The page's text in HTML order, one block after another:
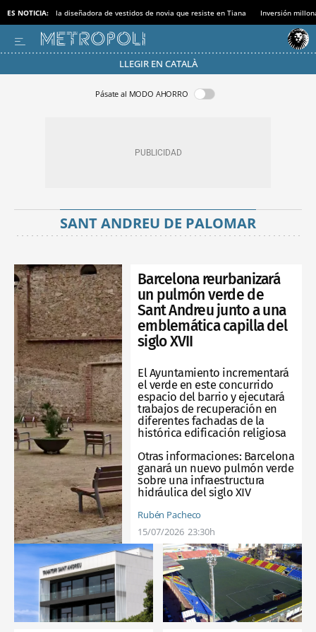
ES NOTICIA: la diseñadora de vestidos de novia que resiste en Tiana Inversión
LLEGIR EN CATALÀ
Pásate al MODO AHORRO
SANT ANDREU DE PALOMAR
Barcelona reurbanizará
un pulmón verde de
Sant Andreu junto a una
emblemática capilla del
siglo XVII
El Ayuntamiento incrementará
el verde en este concurrido
espacio del barrio y ejecutará
trabajos de recuperación en
diferentes fachadas de la
histórica edificación religiosa
Otras informaciones: Barcelona
ganará un nuevo pulmón verde
sobre una infraestructura
hidráulica del siglo XIV
Rubén Pacheco
15/07/2026 23:30h